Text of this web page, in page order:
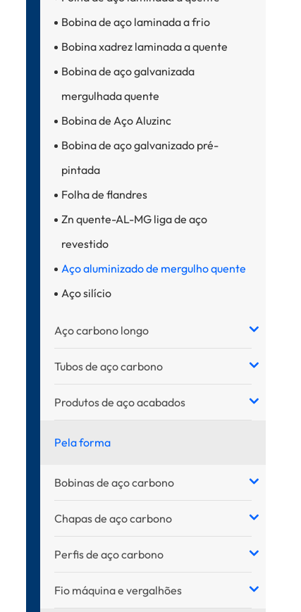
Bobina de aço laminada a frio
Bobina xadrez laminada a quente
Bobina de aço galvanizada
mergulhada quente
Bobina de Aço Aluzinc
Bobina de aço galvanizado pré-
pintada
Folha de flandres
Zn quente-AL-MG liga de aço
revestido
Aço aluminizado de mergulho quente
Aço silício
Aço carbono longo
Tubos de aço carbono
Produtos de aço acabados
Pela forma
Bobinas de aço carbono
Chapas de aço carbono
Perfis de aço carbono
Fio máquina e vergalhões